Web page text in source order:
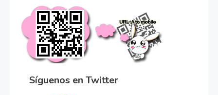
Síguenos en Twitter